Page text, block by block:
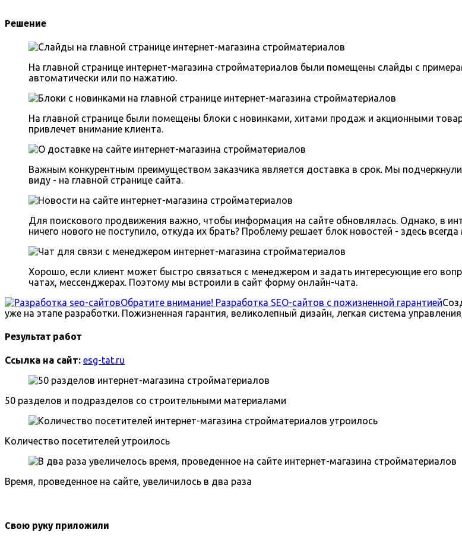
Решение
На главной странице интернет-магазина стройматериалов были помещены слайды с
автоматически или по нажатию.
На главной странице были помещены блоки с новинками, хитами продаж и акционными
привлечет внимание клиента.
Важным конкурентным преимуществом заказчика является доставка в срок. Мы
виду - на главной странице сайта.
Для поискового продвижения важно, чтобы информация на сайте обновлялась. Однако, в
ничего нового не поступило, откуда их брать? Проблему решает блок новостей - здесь
Хорошо, если клиент может быстро связаться с менеджером и задать интересующие его
чатах, мессенджерах. Поэтому мы встроили в сайт форму онлайн-чата.
Обратите внимание! Разработка SEO-сайтов с пожизненной гарантией
уже на этапе разработки. Пожизненная гарантия, великолепный дизайн, легкая система
Результат работ
Ссылка на сайт: esg-tat.ru
50 разделов и подразделов со строительными материалами
Количество посетителей утроилось
Время, проведенное на сайте, увеличилось в два раза
Свою руку приложили